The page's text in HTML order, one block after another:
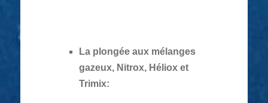
La plongée aux mélanges
gazeux, Nitrox, Héliox et
Trimix: